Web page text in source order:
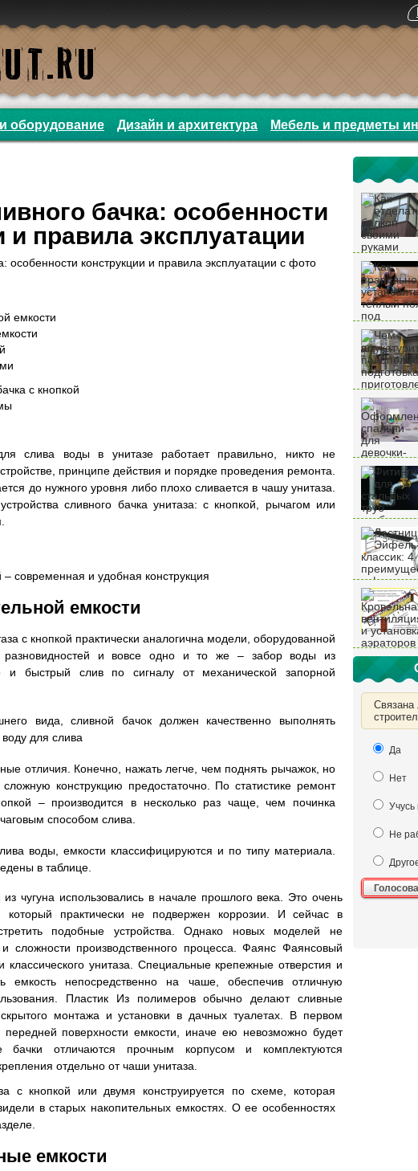
оборудование Дизайн и архитектура Мебель и предметы
Да
Нет
Учусь
Не
бачка: особенности
и правила эксплуатации
емкости
с кнопкой
слива воды в унитазе работает правильно, никто не
принципе действия и порядке проведения ремонта.
до нужного уровня либо плохо сливается в чашу унитаза.
сливного бачка унитаза: с кнопкой, рычагом или
современная и удобная конструкция
емкости
с кнопкой практически аналогична модели, оборудованной
разновидностей и вовсе одно и то же – забор воды из
и быстрый слив по сигналу от механической запорной
вида, сливной бачок должен качественно выполнять
для слива
отличия. Конечно, нажать легче, чем поднять рычажок, но
конструкцию предостаточно. По статистике ремонт
– производится в несколько раз чаще, чем починка
способом слива.
воды, емкости классифицируются и по типу материала.
в таблице.
чугуна использовались в начале прошлого века. Это очень
практически не подвержен коррозии. И сейчас в
подобные устройства. Однако новых моделей не
сложности производственного процесса. Фаянс Фаянсовый
классического унитаза. Специальные крепежные отверстия и
емкость непосредственно на чаше, обеспечив отличную
Пластик Из полимеров обычно делают сливные
монтажа и установки в дачных туалетах. В первом
передней поверхности емкости, иначе ею невозможно будет
бачки отличаются прочным корпусом и комплектуются
отдельно от чаши унитаза.
с кнопкой или двумя конструируется по схеме, которая
в старых накопительных емкостях. О ее особенностях
емкости